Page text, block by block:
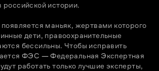
российской истории.
маньяк, жертвами которого
дети, правоохранительные
бессильны. Чтобы исправить
ФЭС — Федеральная Экспертная
работать только лучшие эксперты,